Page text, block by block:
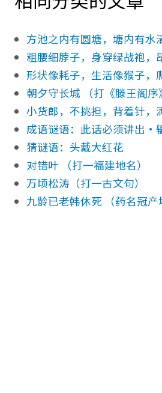
方池之内有圆塘，塘内有水
粗腰细脖子，身穿绿战袍，
形状像耗子，生活像猴子，
朝夕守长城 （打《滕王阁序
小货郎，不挑担，背着针，
成语谜语：此话必须讲出·
猜谜语：头戴大红花
对错叶 （打一福建地名）
万顷松涛（打一古文句）
九龄已老韩休死 （药名冠产